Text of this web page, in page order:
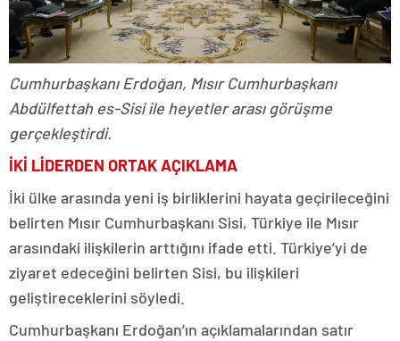
Cumhurbaşkanı Erdoğan, Mısır Cumhurbaşkanı
Abdülfettah es-Sisi ile heyetler arası görüşme
gerçekleştirdi.
İKİ LİDERDEN ORTAK AÇIKLAMA
İki ülke arasında yeni iş birliklerini hayata geçirileceğini
belirten Mısır Cumhurbaşkanı Sisi, Türkiye ile Mısır
arasındaki ilişkilerin arttığını ifade etti. Türkiye’yi de
ziyaret edeceğini belirten Sisi, bu ilişkileri
geliştireceklerini söyledi.
Cumhurbaşkanı Erdoğan’ın açıklamalarından satır